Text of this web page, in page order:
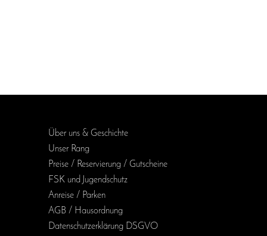
Über uns & Geschichte
Unser Rang
Preise / Reservierung / Gutscheine
FSK und Jugendschutz
Anreise / Parken
AGB / Haus­ordnung
Daten­schutz­erklärung DSGVO